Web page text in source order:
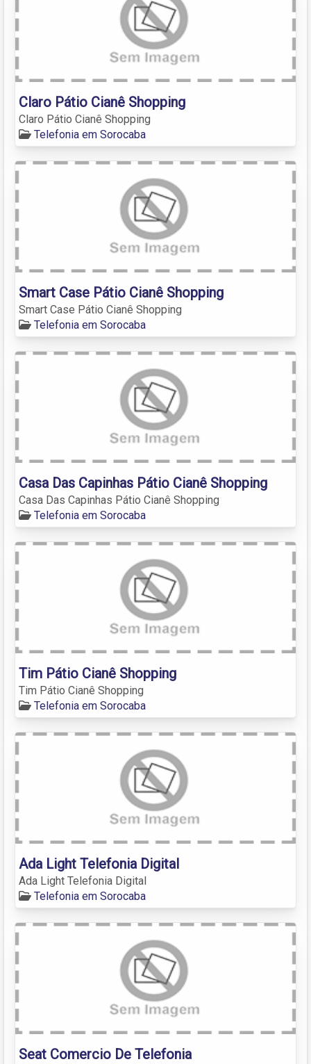
Claro Pátio Cianê Shopping
Claro Pátio Cianê Shopping
Telefonia em Sorocaba
Smart Case Pátio Cianê Shopping
Smart Case Pátio Cianê Shopping
Telefonia em Sorocaba
Casa Das Capinhas Pátio Cianê Shopping
Casa Das Capinhas Pátio Cianê Shopping
Telefonia em Sorocaba
Tim Pátio Cianê Shopping
Tim Pátio Cianê Shopping
Telefonia em Sorocaba
Ada Light Telefonia Digital
Ada Light Telefonia Digital
Telefonia em Sorocaba
Seat Comercio De Telefonia